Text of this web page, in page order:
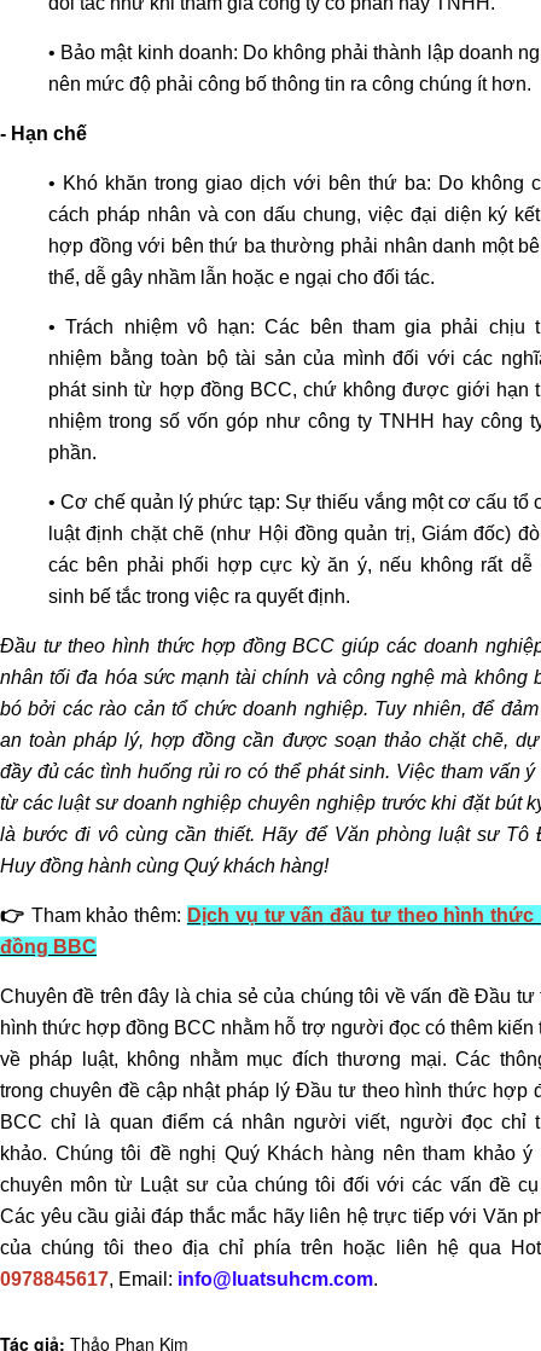
vấn
chung
Thỏa
thuận
trong
kỳ
hôn
nhân
Luật
sư
dân
sự
Tư
lập
di
chúc
Dịch
vụ
kê
khai
di
sản
thừa
kế
Tư
vấn
• Bảo mật kinh doanh: Do không phải thành lập doanh
nên mức độ phải công bố thông tin ra công chúng ít hơn.
- Hạn chế
• Khó khăn trong giao dịch với bên thứ ba: Do không
cách pháp nhân và con dấu chung, việc đại diện ký
hợp đồng với bên thứ ba thường phải nhân danh một
thể, dễ gây nhầm lẫn hoặc e ngại cho đối tác.
• Trách nhiệm vô hạn: Các bên tham gia phải chịu
nhiệm bằng toàn bộ tài sản của mình đối với các
phát sinh từ hợp đồng BCC, chứ không được giới hạn
nhiệm trong số vốn góp như công ty TNHH hay công
phần.
• Cơ chế quản lý phức tạp: Sự thiếu vắng một cơ cấu tổ
luật định chặt chẽ (như Hội đồng quản trị, Giám đốc)
các bên phải phối hợp cực kỳ ăn ý, nếu không rất dễ
sinh bế tắc trong việc ra quyết định.
Đầu tư theo hình thức hợp đồng BCC giúp các doanh
nhân tối đa hóa sức mạnh tài chính và công nghệ mà không
bó bởi các rào cản tổ chức doanh nghiệp. Tuy nhiên, để
an toàn pháp lý, hợp đồng cần được soạn thảo chặt chẽ,
đầy đủ các tình huống rủi ro có thể phát sinh. Việc tham vấn ý
từ các luật sư doanh nghiệp chuyên nghiệp trước khi đặt bút
là bước đi vô cùng cần thiết. Hãy để Văn phòng luật sư Tô
Huy đồng hành cùng Quý khách hàng!
👉 Tham khảo thêm: Dịch vụ tư vấn đầu tư theo hình thức
đồng BBC
Chuyên đề trên đây là chia sẻ của chúng tôi về vấn đề Đầu tư
hình thức hợp đồng BCC nhằm hỗ trợ người đọc có thêm kiến
về pháp luật, không nhằm mục đích thương mại. Các
trong chuyên đề cập nhật pháp lý Đầu tư theo hình thức hợp
BCC chỉ là quan điểm cá nhân người viết, người đọc chỉ
khảo. Chúng tôi đề nghị Quý Khách hàng nên tham khảo ý
chuyên môn từ Luật sư của chúng tôi đối với các vấn đề cụ
Các yêu cầu giải đáp thắc mắc hãy liên hệ trực tiếp với Văn
của chúng tôi theo địa chỉ phía trên hoặc liên hệ qua
0978845617, Email: info@luatsuhcm.com.
Tác giả: Thảo Phan Kim